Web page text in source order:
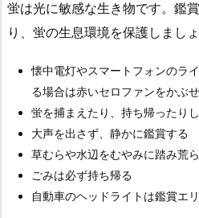
蛍は光に敏感な生き物です。鑑
り、蛍の生息環境を保護しましょ
懐中電灯やスマートフォンのラ
る場合は赤いセロファンをかぶ
蛍を捕まえたり、持ち帰ったり
大声を出さず、静かに鑑賞する
草むらや水辺をむやみに踏み荒
ごみは必ず持ち帰る
自動車のヘッドライトは鑑賞エ